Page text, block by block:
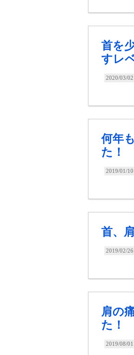
首を
すレ
2020/03/02
何年
た！
2019/01/10
首、
2019/02/26
肩の
た！
2019/08/01